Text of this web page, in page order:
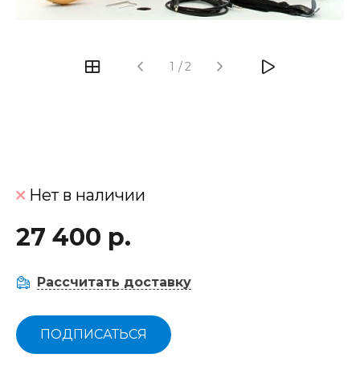
1 /2
Нет в наличии
27 400 р.
Рассчитать доставку
ПОДПИСАТЬСЯ